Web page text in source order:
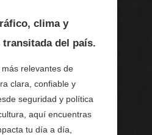
clima y
del país.
relevantes de
clara, confiable y
seguridad y política
aquí encuentras
tu día a día,